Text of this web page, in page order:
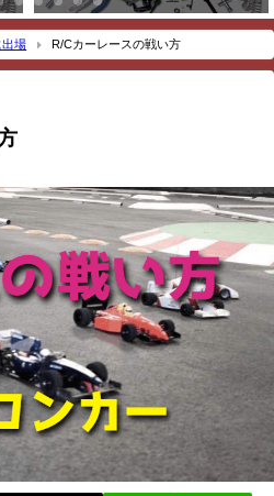
出場 R/Cカーレースの戦い方